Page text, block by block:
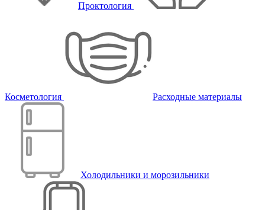
Проктология
Косметология Расходные материалы
Холодильники и морозильники